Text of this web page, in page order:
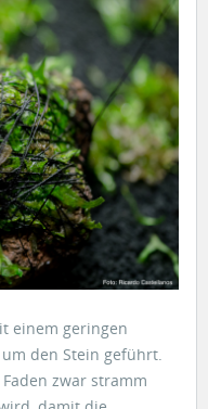
einem geringen
den Stein geführt.
zwar stramm